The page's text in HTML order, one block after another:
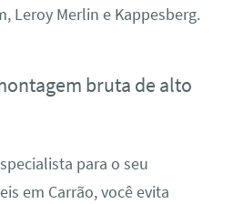
Leroy Merlin e Kappesberg.
bruta de alto
para o seu
em Carrão, você evita